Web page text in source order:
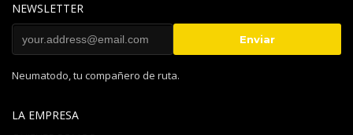
NEWSLETTER
Neumatodo, tu compañero de ruta.
LA EMPRESA